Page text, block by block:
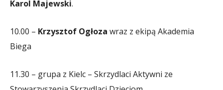
Karol Majewski.
10.00 – Krzysztof Ogłoza wraz z ekipą Akademia
Biega
11.30 – grupa z Kielc – Skrzydlaci Aktywni ze